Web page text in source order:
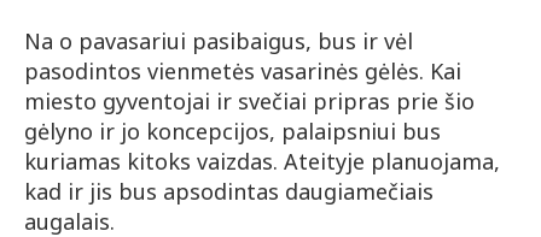
Na o pavasariui pasibaigus, bus ir vėl
pasodintos vienmetės vasarinės gėlės. Kai
miesto gyventojai ir svečiai pripras prie šio
gėlyno ir jo koncepcijos, palaipsniui bus
kuriamas kitoks vaizdas. Ateityje planuojama,
kad ir jis bus apsodintas daugiamečiais
augalais.